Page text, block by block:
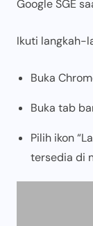
Google SGE
Ikuti langkah-
Buka
Buka tab
Pilih ikon
tersedia di